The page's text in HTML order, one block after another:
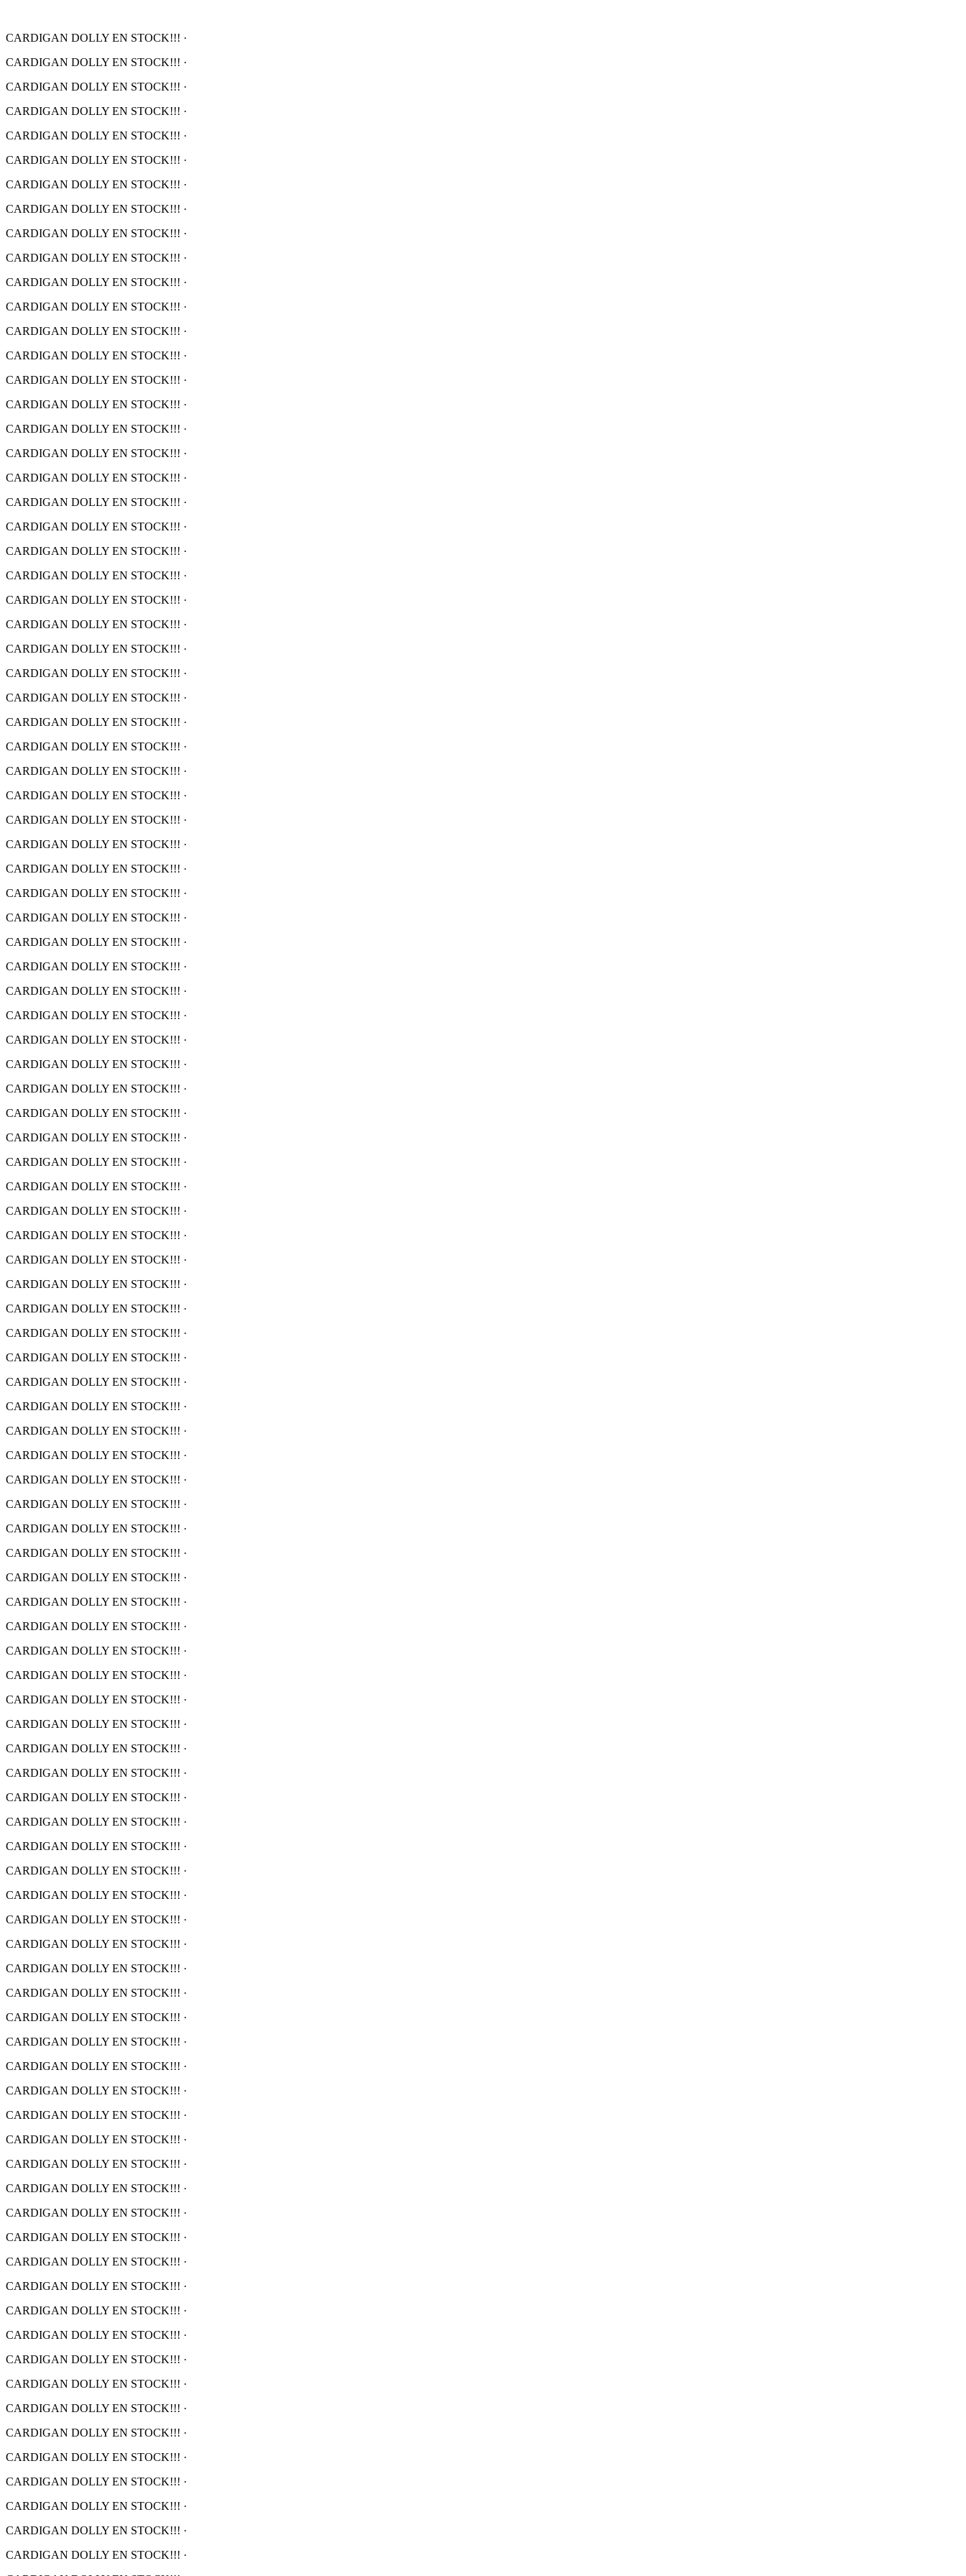
CARDIGAN DOLLY EN STOCK!!! ·
CARDIGAN DOLLY EN STOCK!!! ·
CARDIGAN DOLLY EN STOCK!!! ·
CARDIGAN DOLLY EN STOCK!!! ·
CARDIGAN DOLLY EN STOCK!!! ·
CARDIGAN DOLLY EN STOCK!!! ·
CARDIGAN DOLLY EN STOCK!!! ·
CARDIGAN DOLLY EN STOCK!!! ·
CARDIGAN DOLLY EN STOCK!!! ·
CARDIGAN DOLLY EN STOCK!!! ·
CARDIGAN DOLLY EN STOCK!!! ·
CARDIGAN DOLLY EN STOCK!!! ·
CARDIGAN DOLLY EN STOCK!!! ·
CARDIGAN DOLLY EN STOCK!!! ·
CARDIGAN DOLLY EN STOCK!!! ·
CARDIGAN DOLLY EN STOCK!!! ·
CARDIGAN DOLLY EN STOCK!!! ·
CARDIGAN DOLLY EN STOCK!!! ·
CARDIGAN DOLLY EN STOCK!!! ·
CARDIGAN DOLLY EN STOCK!!! ·
CARDIGAN DOLLY EN STOCK!!! ·
CARDIGAN DOLLY EN STOCK!!! ·
CARDIGAN DOLLY EN STOCK!!! ·
CARDIGAN DOLLY EN STOCK!!! ·
CARDIGAN DOLLY EN STOCK!!! ·
CARDIGAN DOLLY EN STOCK!!! ·
CARDIGAN DOLLY EN STOCK!!! ·
CARDIGAN DOLLY EN STOCK!!! ·
CARDIGAN DOLLY EN STOCK!!! ·
CARDIGAN DOLLY EN STOCK!!! ·
CARDIGAN DOLLY EN STOCK!!! ·
CARDIGAN DOLLY EN STOCK!!! ·
CARDIGAN DOLLY EN STOCK!!! ·
CARDIGAN DOLLY EN STOCK!!! ·
CARDIGAN DOLLY EN STOCK!!! ·
CARDIGAN DOLLY EN STOCK!!! ·
CARDIGAN DOLLY EN STOCK!!! ·
CARDIGAN DOLLY EN STOCK!!! ·
CARDIGAN DOLLY EN STOCK!!! ·
CARDIGAN DOLLY EN STOCK!!! ·
CARDIGAN DOLLY EN STOCK!!! ·
CARDIGAN DOLLY EN STOCK!!! ·
CARDIGAN DOLLY EN STOCK!!! ·
CARDIGAN DOLLY EN STOCK!!! ·
CARDIGAN DOLLY EN STOCK!!! ·
CARDIGAN DOLLY EN STOCK!!! ·
CARDIGAN DOLLY EN STOCK!!! ·
CARDIGAN DOLLY EN STOCK!!! ·
CARDIGAN DOLLY EN STOCK!!! ·
CARDIGAN DOLLY EN STOCK!!! ·
CARDIGAN DOLLY EN STOCK!!! ·
CARDIGAN DOLLY EN STOCK!!! ·
CARDIGAN DOLLY EN STOCK!!! ·
CARDIGAN DOLLY EN STOCK!!! ·
CARDIGAN DOLLY EN STOCK!!! ·
CARDIGAN DOLLY EN STOCK!!! ·
CARDIGAN DOLLY EN STOCK!!! ·
CARDIGAN DOLLY EN STOCK!!! ·
CARDIGAN DOLLY EN STOCK!!! ·
CARDIGAN DOLLY EN STOCK!!! ·
CARDIGAN DOLLY EN STOCK!!! ·
CARDIGAN DOLLY EN STOCK!!! ·
CARDIGAN DOLLY EN STOCK!!! ·
CARDIGAN DOLLY EN STOCK!!! ·
CARDIGAN DOLLY EN STOCK!!! ·
CARDIGAN DOLLY EN STOCK!!! ·
CARDIGAN DOLLY EN STOCK!!! ·
CARDIGAN DOLLY EN STOCK!!! ·
CARDIGAN DOLLY EN STOCK!!! ·
CARDIGAN DOLLY EN STOCK!!! ·
CARDIGAN DOLLY EN STOCK!!! ·
CARDIGAN DOLLY EN STOCK!!! ·
CARDIGAN DOLLY EN STOCK!!! ·
CARDIGAN DOLLY EN STOCK!!! ·
CARDIGAN DOLLY EN STOCK!!! ·
CARDIGAN DOLLY EN STOCK!!! ·
CARDIGAN DOLLY EN STOCK!!! ·
CARDIGAN DOLLY EN STOCK!!! ·
CARDIGAN DOLLY EN STOCK!!! ·
CARDIGAN DOLLY EN STOCK!!! ·
CARDIGAN DOLLY EN STOCK!!! ·
CARDIGAN DOLLY EN STOCK!!! ·
CARDIGAN DOLLY EN STOCK!!! ·
CARDIGAN DOLLY EN STOCK!!! ·
CARDIGAN DOLLY EN STOCK!!! ·
CARDIGAN DOLLY EN STOCK!!! ·
CARDIGAN DOLLY EN STOCK!!! ·
CARDIGAN DOLLY EN STOCK!!! ·
CARDIGAN DOLLY EN STOCK!!! ·
CARDIGAN DOLLY EN STOCK!!! ·
CARDIGAN DOLLY EN STOCK!!! ·
CARDIGAN DOLLY EN STOCK!!! ·
CARDIGAN DOLLY EN STOCK!!! ·
CARDIGAN DOLLY EN STOCK!!! ·
CARDIGAN DOLLY EN STOCK!!! ·
CARDIGAN DOLLY EN STOCK!!! ·
CARDIGAN DOLLY EN STOCK!!! ·
CARDIGAN DOLLY EN STOCK!!! ·
CARDIGAN DOLLY EN STOCK!!! ·
CARDIGAN DOLLY EN STOCK!!! ·
CARDIGAN DOLLY EN STOCK!!! ·
CARDIGAN DOLLY EN STOCK!!! ·
CARDIGAN DOLLY EN STOCK!!! ·
CARDIGAN DOLLY EN STOCK!!! ·